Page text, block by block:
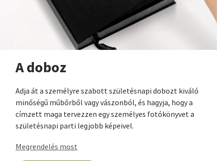
A doboz
Adja át a személyre szabott születésnapi dobozt kiváló
minőségű műbőrből vagy vászonból, és hagyja, hogy a
címzett maga tervezzen egy személyes fotókönyvet a
születésnapi parti legjobb képeivel.
Megrendelés most